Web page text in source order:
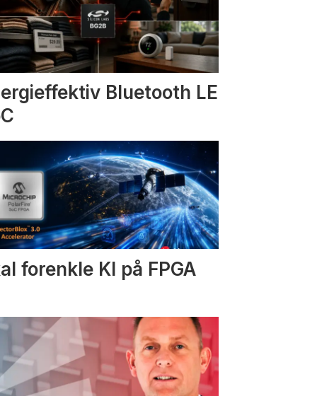
Bluetooth LE
forenkle KI på FPGA